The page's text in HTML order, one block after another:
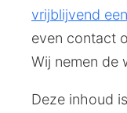
vrijblijvend
even contact
Wij nemen de
Deze inhoud